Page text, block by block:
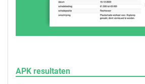
APK resultaten